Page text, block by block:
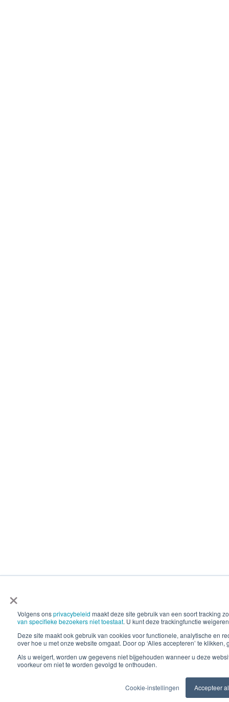
×
Volgens onsprivacybeleid maakt deze site gebruik van een soort tracking
van specifieke bezoekers niet toestaat. U kunt deze trackingfunctie
Deze site maakt ook gebruik van cookies voor functionele, analytische en
over hoe u met onze website omgaat. Door op ‘Alles accepteren’ te
Als u weigert, worden uw gegevens niet bijgehouden wanneer u deze
voorkeur om niet te worden gevolgd te onthouden.
Cookie-instellingen Accepteer